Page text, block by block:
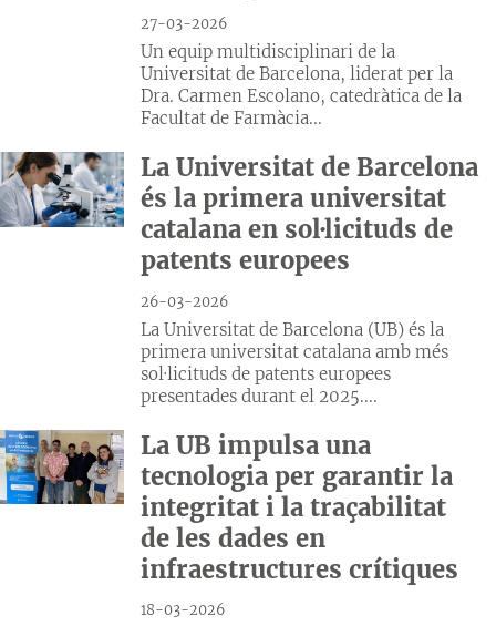
27-03-2026
Un equip multidisciplinari de la
Universitat de Barcelona, liderat per la
Dra. Carmen Escolano, catedràtica de la
Facultat de Farmàcia...
La Universitat de Barcelona
és la primera universitat
catalana en sol·licituds de
patents europees
26-03-2026
La Universitat de Barcelona (UB) és la
primera universitat catalana amb més
sol·licituds de patents europees
presentades durant el 2025....
La UB impulsa una
tecnologia per garantir la
integritat i la traçabilitat
de les dades en
infraestructures crítiques
18-03-2026